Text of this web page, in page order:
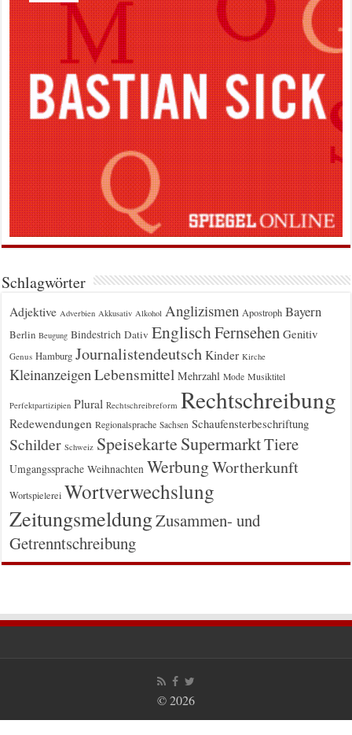
Schlagwörter
Adjektive Adverbien Akkusativ Alkohol Anglizismen Apostroph Bayern
Berlin Beugung Bindestrich Dativ EnglischFernsehen Genitiv
Genus Hamburg Journalistendeutsch Kinder Kirche
Kleinanzeigen Lebensmittel Mehrzahl Mode Musiktitel
Perfektpartizipien Plural Rechtschreibreform Rechtschreibung
Redewendungen Regionalsprache Sachsen Schaufensterbeschriftung
Schilder Schweiz Speisekarte SupermarktTiere
Umgangssprache Weihnachten WerbungWortherkunft
Wortspielerei Wortverwechslung
ZeitungsmeldungZusammen- und
Getrenntschreibung
© 2026